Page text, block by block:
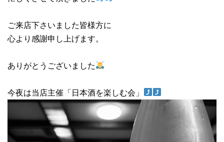
ご来店下さいました皆様方に
心より感謝申し上げます。
ありがとうございました
今夜は当店主催「日本酒を楽しむ会」